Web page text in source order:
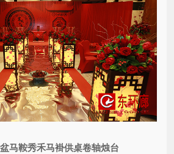
马鞍秀禾马褂供桌卷轴烛台